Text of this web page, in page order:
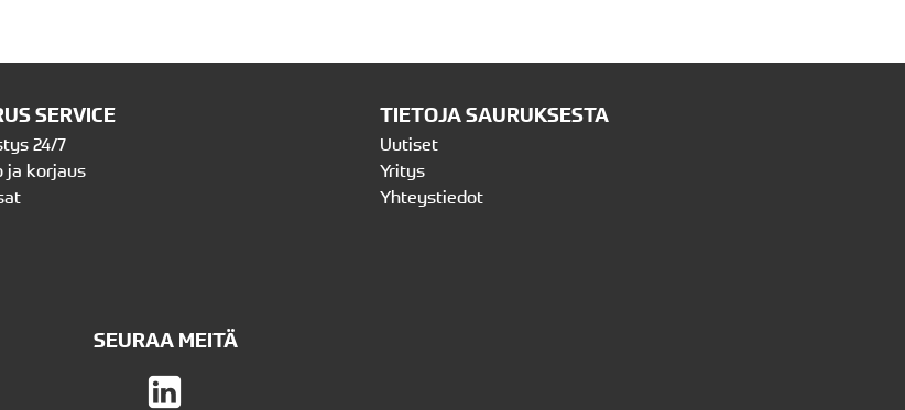
SERVICE
24/7
ja korjaus
TIETOJA SAURUKSESTA
Uutiset
Yritys
Yhteystiedot
SEURAA MEITÄ